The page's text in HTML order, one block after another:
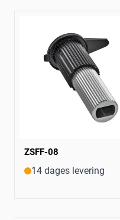
ZSFF-08
14 dages levering